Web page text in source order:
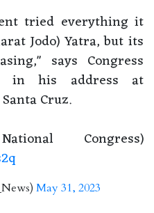
tried everything it
Jodo) Yatra, but its
says Congress
in his address at
Cruz.
Congress)
May 31, 2023